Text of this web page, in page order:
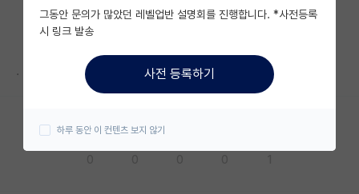
미국 유학 게시판
미국 대학원 합격 후기 게시판
대학원생 모집 게시판
연구실(PI) 홍보 게시판
.
그동안 문의가 많았던 레벨업반 설명회를 진행합니다. *사전등록
시 링크 발송
사전 등록하기
하루 동안 이 컨텐츠 보지 않기